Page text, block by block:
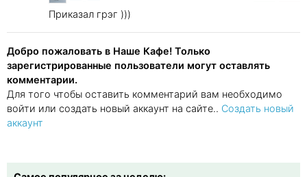
Приказал грэг )))
Добро пожаловать в Наше Кафе! Только
зарегистрированные пользователи могут оставлять
комментарии.
Для того чтобы оставить комментарий вам необходимо
войти или создать новый аккаунт на сайте.. Создать новый
аккаунт